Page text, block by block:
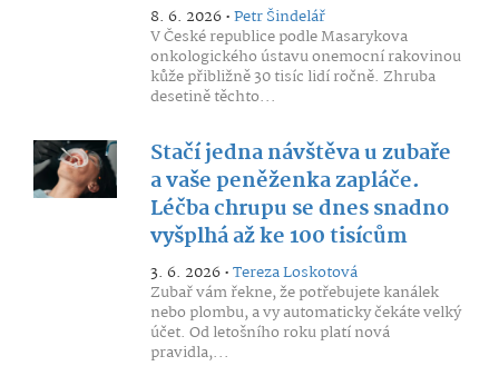
8. 6. 2026 •Petr Šindelář
V České republice podle Masarykova
onkologického ústavu onemocní rakovinou
kůže přibližně 30 tisíc lidí ročně. Zhruba
desetině těchto...
Stačí jedna návštěva u zubaře
a vaše peněženka zapláče.
Léčba chrupu se dnes snadno
vyšplhá až ke 100 tisícům
3. 6. 2026 •Tereza Loskotová
Zubař vám řekne, že potřebujete kanálek
nebo plombu, a vy automaticky čekáte velký
účet. Od letošního roku platí nová
pravidla,...